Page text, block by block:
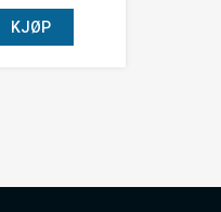
KJØP